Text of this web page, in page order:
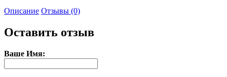
Описание Отзывы (0)
Оставить отзыв
Ваше Имя: